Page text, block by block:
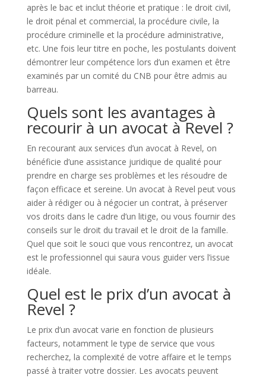
après le bac et inclut théorie et pratique : le droit civil,
le droit pénal et commercial, la procédure civile, la
procédure criminelle et la procédure administrative,
etc. Une fois leur titre en poche, les postulants doivent
démontrer leur compétence lors d’un examen et être
examinés par un comité du CNB pour être admis au
barreau.
Quels sont les avantages à
recourir à un avocat à Revel ?
En recourant aux services d’un avocat à Revel, on
bénéficie d’une assistance juridique de qualité pour
prendre en charge ses problèmes et les résoudre de
façon efficace et sereine. Un avocat à Revel peut vous
aider à rédiger ou à négocier un contrat, à préserver
vos droits dans le cadre d’un litige, ou vous fournir des
conseils sur le droit du travail et le droit de la famille.
Quel que soit le souci que vous rencontrez, un avocat
est le professionnel qui saura vous guider vers l’issue
idéale.
Quel est le prix d’un avocat à
Revel ?
Le prix d’un avocat varie en fonction de plusieurs
facteurs, notamment le type de service que vous
recherchez, la complexité de votre affaire et le temps
passé à traiter votre dossier. Les avocats peuvent